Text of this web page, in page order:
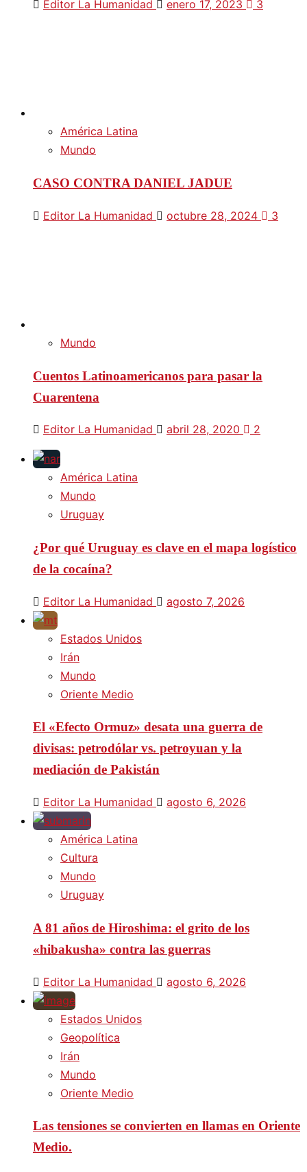
Editor La Humanidad enero 17, 2023 3
América Latina
Mundo
CASO CONTRA DANIEL JADUE
Editor La Humanidad octubre 28, 2024 3
Mundo
Cuentos Latinoamericanos para pasar la
Cuarentena
Editor La Humanidad abril 28, 2020 2
América Latina
Mundo
Uruguay
¿Por qué Uruguay es clave en el mapa logístico
de la cocaína?
Editor La Humanidad agosto 7, 2026
Estados Unidos
Irán
Mundo
Oriente Medio
El «Efecto Ormuz» desata una guerra de
divisas: petrodólar vs. petroyuan y la
mediación de Pakistán
Editor La Humanidad agosto 6, 2026
América Latina
Cultura
Mundo
Uruguay
A 81 años de Hiroshima: el grito de los
«hibakusha» contra las guerras
Editor La Humanidad agosto 6, 2026
Estados Unidos
Geopolítica
Irán
Mundo
Oriente Medio
Las tensiones se convierten en llamas en Oriente
Medio.